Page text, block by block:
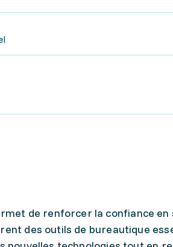
de renforcer la confiance en
des outils de bureautique